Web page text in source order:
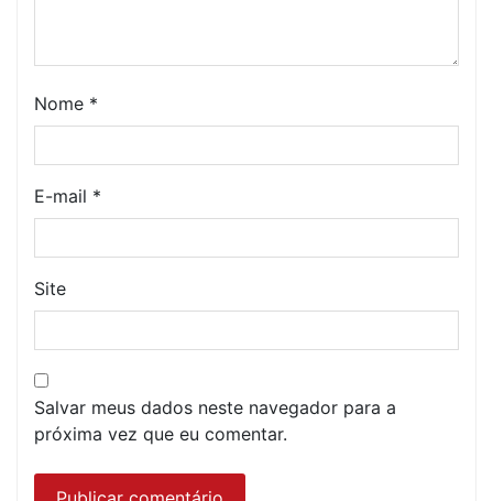
Nome *
E-mail *
Site
Salvar meus dados neste navegador para a
próxima vez que eu comentar.